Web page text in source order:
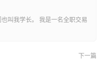
叫我学长。 我是一名全职交易
下一篇